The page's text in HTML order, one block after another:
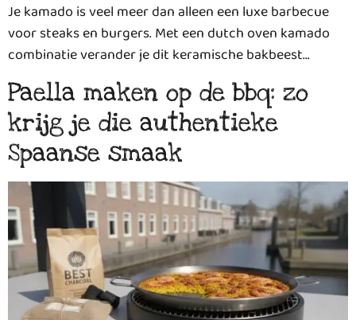
Je kamado is veel meer dan alleen een luxe barbecue
voor steaks en burgers. Met een dutch oven kamado
combinatie verander je dit keramische bakbeest…
Paella maken op de bbq: zo
krijg je die authentieke
Spaanse smaak